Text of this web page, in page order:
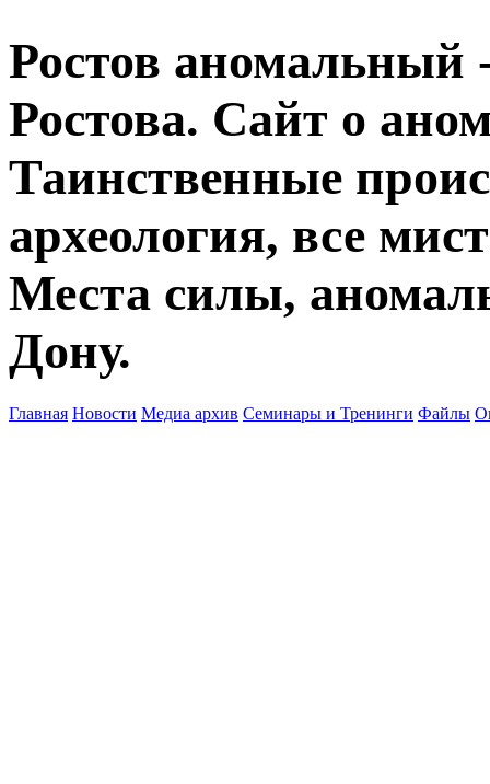
Ростов аномальный
Ростова. Сайт о
Таинственные
археология, все
Места силы,
Дону.
Главная Новости Медиа архив Семинары и Тренинги Файлы